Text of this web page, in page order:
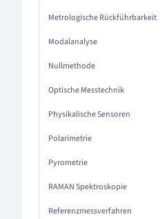
Metrologische Rückführbarkeit
Modalanalyse
Nullmethode
Optische Messtechnik
Physikalische Sensoren
Polarimetrie
Pyrometrie
RAMAN Spektroskopie
Referenzmessverfahren